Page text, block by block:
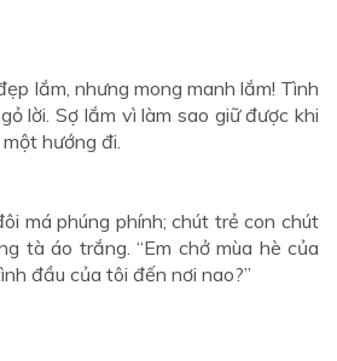
lắm, nhưng mong manh lắm! Tình
lời. Sợ lắm vì làm sao giữ được khi
hướng đi.
má phúng phính; chút trẻ con chút
tà áo trắng. “Em chở mùa hè của
đầu của tôi đến nơi nao?”